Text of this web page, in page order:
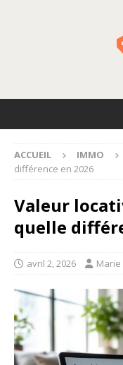
ACCUEIL IMMO
différence en 2026
Valeur
quelle
avril 2, 2026 Marie